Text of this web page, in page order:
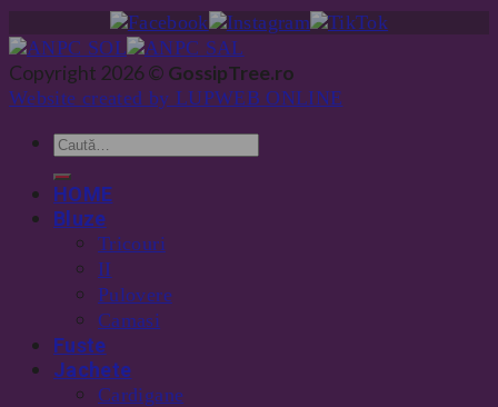
Copyright 2026 © GossipTree.ro
Website created by LUPWEB ONLINE
HOME
Bluze
Tricouri
II
Pulovere
Camasi
Fuste
Jachete
Cardigane